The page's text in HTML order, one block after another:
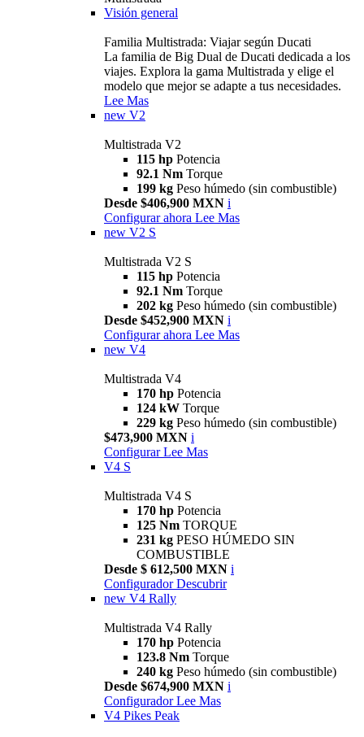
Visión general
Familia Multistrada: Viajar según Ducati
La familia de Big Dual de Ducati dedicada a los
viajes. Explora la gama Multistrada y elige el
modelo que mejor se adapte a tus necesidades.
Lee Mas
new V2
Multistrada V2
115 hp Potencia
92.1 Nm Torque
199 kg Peso húmedo (sin combustible)
Desde $406,900 MXN i
Configurar ahora Lee Mas
new V2 S
Multistrada V2 S
115 hp Potencia
92.1 Nm Torque
202 kg Peso húmedo (sin combustible)
Desde $452,900 MXN i
Configurar ahora Lee Mas
new V4
Multistrada V4
170 hp Potencia
124 kW Torque
229 kg Peso húmedo (sin combustible)
$473,900 MXN i
Configurar Lee Mas
V4 S
Multistrada V4 S
170 hp Potencia
125 Nm TORQUE
231 kg PESO HÚMEDO SIN
COMBUSTIBLE
Desde $ 612,500 MXN i
Configurador Descubrir
new V4 Rally
Multistrada V4 Rally
170 hp Potencia
123.8 Nm Torque
240 kg Peso húmedo (sin combustible)
Desde $674,900 MXN i
Configurador Lee Mas
V4 Pikes Peak